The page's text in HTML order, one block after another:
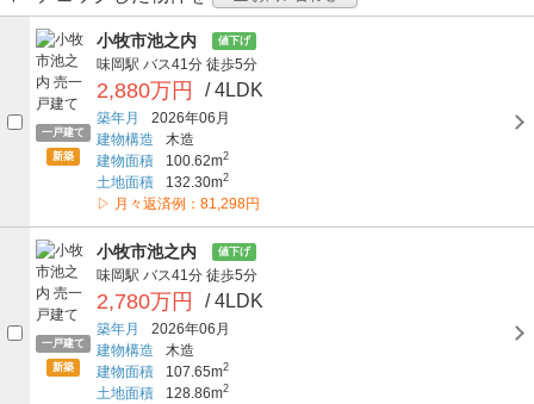
一戸建て
新築
小牧市池之内 値下げ
味岡駅 バス41分 徒歩5分
2,880万円 / 4LDK
築年月
2026年06月
建物構造
木造
建物面積
100.62m2
土地面積 132.30m2
▷ 月々返済例：81,298円
一戸建て
新築
小牧市池之内 値下げ
味岡駅 バス41分 徒歩5分
2,780万円 / 4LDK
築年月
2026年06月
建物構造
木造
建物面積
107.65m2
土地面積 128.86m2